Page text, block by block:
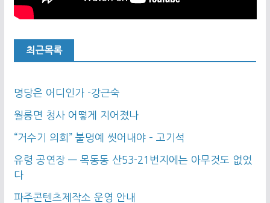
최근목록
명당은 어디인가 -강근숙
월롱면 청사 어떻게 지어졌나
“거수기 의회” 불명예 씻어내야 – 고기석
유령 공연장 — 목동동 산53-21번지에는 아무것도 없었
다
파주콘텐츠제작소 운영 안내